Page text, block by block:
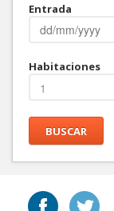
Entrada
Habitaciones
1
BUSCAR